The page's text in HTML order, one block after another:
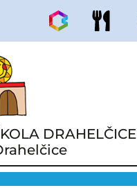
DRAHELČICE